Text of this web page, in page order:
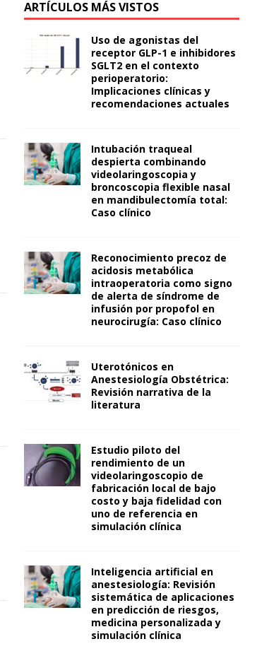
ARTÍCULOS MÁS VISTOS
Uso de agonistas del
receptor GLP-1 e inhibidores
SGLT2 en el contexto
perioperatorio:
Implicaciones clínicas y
recomendaciones actuales
Intubación traqueal
despierta combinando
videolaringoscopia y
broncoscopia flexible nasal
en mandibulectomía total:
Caso clínico
Reconocimiento precoz de
acidosis metabólica
intraoperatoria como signo
de alerta de síndrome de
infusión por propofol en
neurocirugía: Caso clínico
Uterotónicos en
Anestesiología Obstétrica:
Revisión narrativa de la
literatura
Estudio piloto del
rendimiento de un
videolaringoscopio de
fabricación local de bajo
costo y baja fidelidad con
uno de referencia en
simulación clínica
Inteligencia artificial en
anestesiología: Revisión
sistemática de aplicaciones
en predicción de riesgos,
medicina personalizada y
simulación clínica